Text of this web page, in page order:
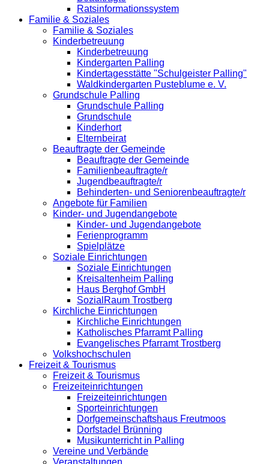
Ratsinformationssystem
Familie & Soziales
Familie & Soziales
Kinderbetreuung
Kinderbetreuung
Kindergarten Palling
Kindertagesstätte "Schulgeister Palling"
Waldkindergarten Pusteblume e. V.
Grundschule Palling
Grundschule Palling
Grundschule
Kinderhort
Elternbeirat
Beauftragte der Gemeinde
Beauftragte der Gemeinde
Familienbeauftragte/r
Jugendbeauftragte/r
Behinderten- und Seniorenbeauftragte/r
Angebote für Familien
Kinder- und Jugendangebote
Kinder- und Jugendangebote
Ferienprogramm
Spielplätze
Soziale Einrichtungen
Soziale Einrichtungen
Kreisaltenheim Palling
Haus Berghof GmbH
SozialRaum Trostberg
Kirchliche Einrichtungen
Kirchliche Einrichtungen
Katholisches Pfarramt Palling
Evangelisches Pfarramt Trostberg
Volkshochschulen
Freizeit & Tourismus
Freizeit & Tourismus
Freizeiteinrichtungen
Freizeiteinrichtungen
Sporteinrichtungen
Dorfgemeinschaftshaus Freutmoos
Dorfstadel Brünning
Musikunterricht in Palling
Vereine und Verbände
Veranstaltungen